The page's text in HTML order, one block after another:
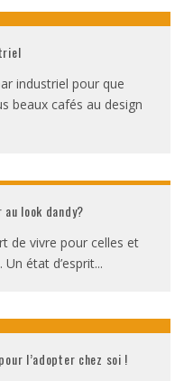
industriel pour que
beaux cafés au design
look dandy?
de vivre pour celles et
Un état d’esprit...
l’adopter chez soi !